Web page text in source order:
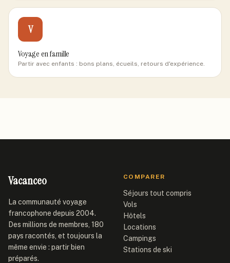
V
Voyage en famille
Partir avec enfants : bons plans, écueils, retours d'expérience.
Vacanceo
La communauté voyage
francophone depuis 2004.
Des millions de membres, 180
pays racontés, et toujours la
même envie : partir bien
préparés.
COMPARER
Séjours tout compris
Vols
Hôtels
Locations
Campings
Stations de ski